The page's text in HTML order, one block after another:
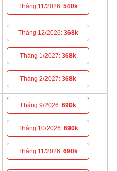
Tháng 11/2026:540k
Tháng 12/2026: 368k
Tháng 1/2027:368k
Tháng 2/2027:368k
Tháng 9/2026:690k
Tháng 10/2026: 690k
Tháng 11/2026:690k